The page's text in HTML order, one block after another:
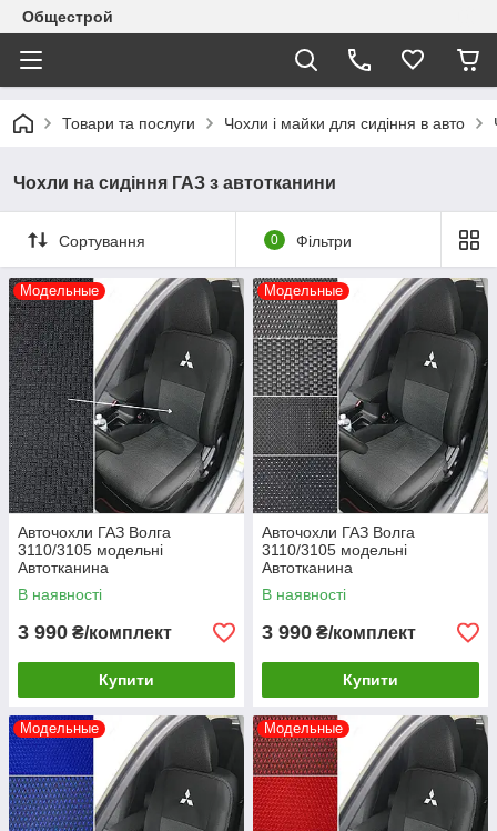
Общестрой
Товари та послуги Чохли і майки для сидіння в авто
Чохли на сидіння ГАЗ з автотканини
Сортування 0 Фільтри
Модельные
Авточохли ГАЗ Волга
3110/3105 модельні
Автотканина
В наявності
3 990 ₴/комплект
Купити
Модельные
Авточохли ГАЗ Волга
3110/3105 модельні
Автотканина
В наявності
3 990 ₴/комплект
Купити
Модельные Модельные